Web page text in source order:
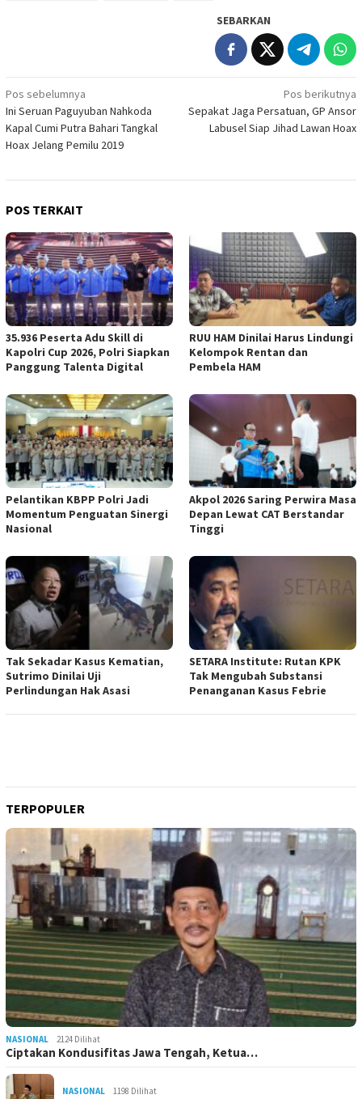
SEBARKAN
Navigasi
pos
Pos sebelumnya
Ini Seruan Paguyuban Nahkoda
Kapal Cumi Putra Bahari Tangkal
Hoax Jelang Pemilu 2019
Pos berikutnya
Sepakat Jaga Persatuan, GP Ansor
Labusel Siap Jihad Lawan Hoax
POS TERKAIT
35.936 Peserta Adu Skill di
Kapolri Cup 2026, Polri Siapkan
Panggung Talenta Digital
RUU HAM Dinilai Harus Lindungi
Kelompok Rentan dan
Pembela HAM
Pelantikan KBPP Polri Jadi
Momentum Penguatan Sinergi
Nasional
Akpol 2026 Saring Perwira Masa
Depan Lewat CAT Berstandar
Tinggi
Tak Sekadar Kasus Kematian,
Sutrimo Dinilai Uji
Perlindungan Hak Asasi
SETARA Institute: Rutan KPK
Tak Mengubah Substansi
Penanganan Kasus Febrie
TERPOPULER
NASIONAL 2124 Dilihat
Ciptakan Kondusifitas Jawa Tengah, Ketua…
NASIONAL 1198 Dilihat